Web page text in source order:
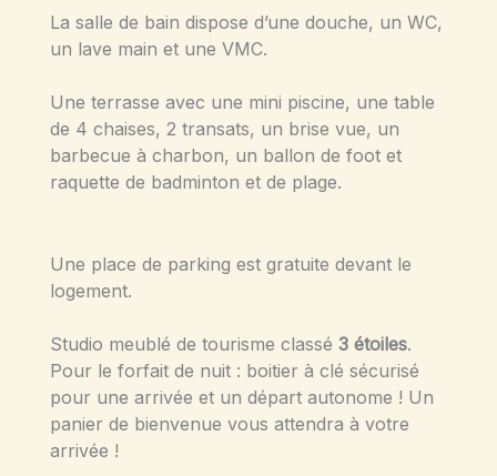
La salle de bain dispose d’une douche, un WC,
un lave main et une VMC.
Une terrasse avec une mini piscine, une table
de 4 chaises, 2 transats, un brise vue, un
barbecue à charbon, un ballon de foot et
raquette de badminton et de plage.
Une place de parking est gratuite devant le
logement.
Studio meublé de tourisme classé 3 étoiles.
Pour le forfait de nuit : boitier à clé sécurisé
pour une arrivée et un départ autonome ! Un
panier de bienvenue vous attendra à votre
arrivée !